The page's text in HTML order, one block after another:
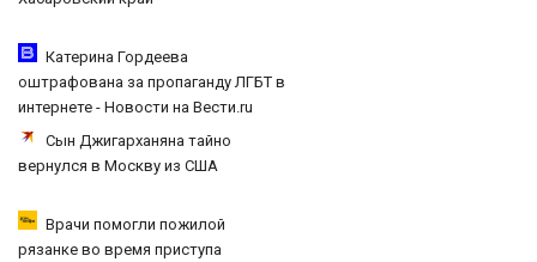
Катерина Гордеева
оштрафована за пропаганду ЛГБТ в
интернете - Новости на Вести.ru
Сын Джигарханяна тайно
вернулся в Москву из США
Врачи помогли пожилой
рязанке во время приступа